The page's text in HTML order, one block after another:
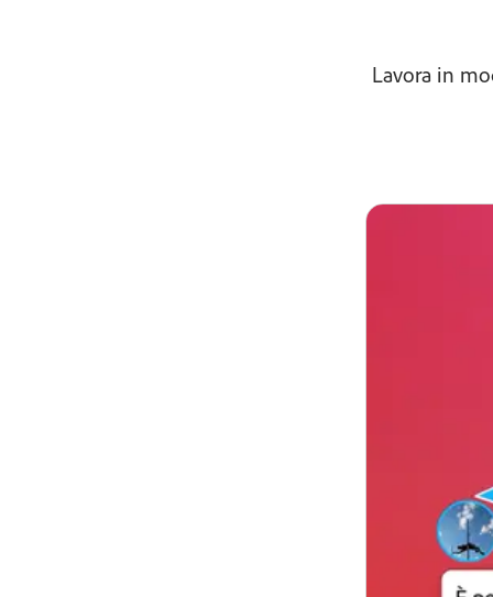
Lavora in